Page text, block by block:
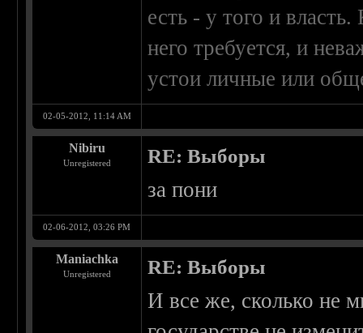
есть - у того и
него требуется, и
устои личные или
02-05-2012, 11:14 AM
Nibiru
Unregistered RE: Выборы
за пони
02-06-2012, 03:26 PM
Maniachka
Unregistered RE: Выборы
И все же, сколько не